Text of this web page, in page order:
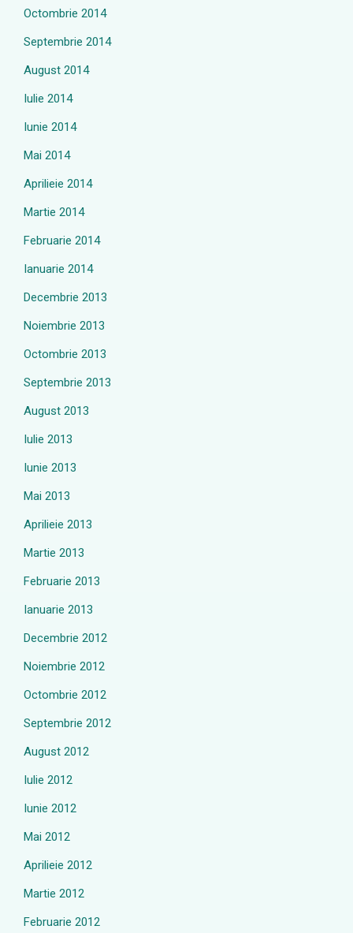
Octombrie 2014
Septembrie 2014
August 2014
Iulie 2014
Iunie 2014
Mai 2014
Aprilieie 2014
Martie 2014
Februarie 2014
Ianuarie 2014
Decembrie 2013
Noiembrie 2013
Octombrie 2013
Septembrie 2013
August 2013
Iulie 2013
Iunie 2013
Mai 2013
Aprilieie 2013
Martie 2013
Februarie 2013
Ianuarie 2013
Decembrie 2012
Noiembrie 2012
Octombrie 2012
Septembrie 2012
August 2012
Iulie 2012
Iunie 2012
Mai 2012
Aprilieie 2012
Martie 2012
Februarie 2012